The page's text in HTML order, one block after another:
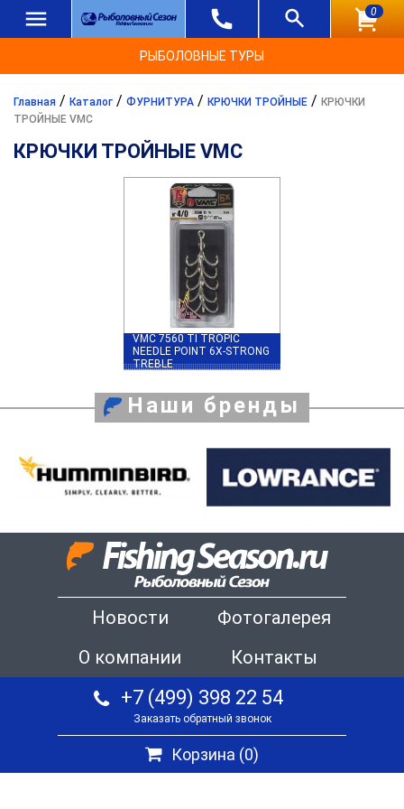
0
РЫБОЛОВНЫЕ ТУРЫ
Главная / Каталог / ФУРНИТУРА / КРЮЧКИ ТРОЙНЫЕ / КРЮЧКИ
ТРОЙНЫЕ VMC
КРЮЧКИ ТРОЙНЫЕ VMC
VMC 7560 TI TROPIC
NEEDLE POINT 6X-STRONG
TREBLE
Наши бренды
Новости
Фотогалерея
О компании
Контакты
+7 (499) 398 22 54
Заказать обратный звонок
Корзина (0)